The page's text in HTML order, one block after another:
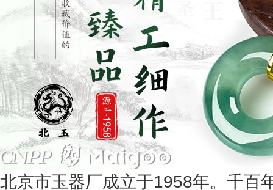
北京市玉器厂成立于1958年。千百